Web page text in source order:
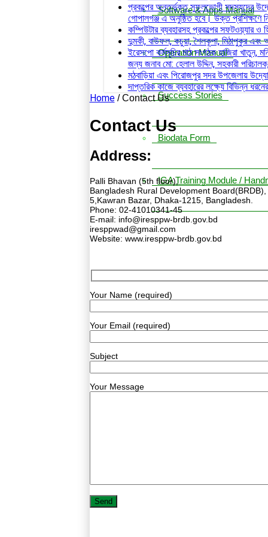
Software & Apps Manual
Operation Manual
Success Stories
Biodata Form
IGA Training Module /
প্রকল্পের অন্তর্ভূক্ত সুফলভোগী সদস্যদের
গোপালগঞ্জ এ অনুষ্ঠিত হবে। উক্ত প্রশিক্ষণে
কম্পিউটার ব্যবহারসহ প্রকল্পের সফটওয়্যার ও
দুমকী, বাউফল, কচুয়া, শৈলকূপা, মিঠাপুকুর
ইরেসপো কর্মসূচির মাঠ সংগঠক হাজিরা খাতুন,
জন্য জনাব মো: হেলাল উদ্দিন, সহকারী
মঠবাড়িয়া এবং পিরোজপুর সদর উপজেলায়
দাপ্তরিক কাজে ব্যবহারের লক্ষ্যে বিভিন্ন
Home / Contact Us
Contact Us
Address:
Palli Bhavan (5th floor),
Bangladesh Rural Development Board(BRDB),
5,Kawran Bazar, Dhaka-1215, Bangladesh.
Phone: 02-41010341-45
E-mail: info@iresppw-brdb.gov.bd
iresppwad@gmail.com
Website: www.iresppw-brdb.gov.bd
Your Name (required)
Your Email (required)
Subject
Your Message